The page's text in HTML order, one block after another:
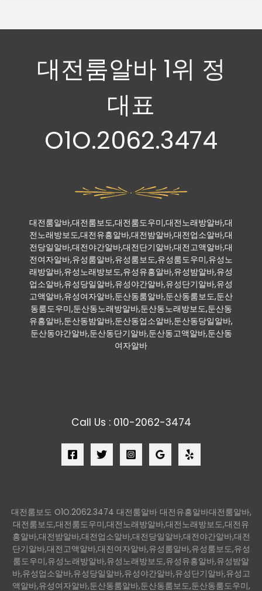
대전룸알바 1위 정
대표
O1O.2062.3474
대전룸알바,대전룸보도,대전룸도우미,대전노래방알바,대
전노래방보도,대전유흥알바,대전밤알바,대전업소알바,대
전당일알바,대전야간알바,대전단기알바,대전고액알바,대
전여자알바,유성룸알바,유성룸보도,유성룸도우미,유성노
래방알바,유성노래방보도,유성유흥알바,유성밤알바,유성
업소알바,유성당일알바,유성야간알바,유성단기알바,유성
고액알바,유성여자알바,둔산동룸알바,둔산동룸보도,둔산
동룸도우미,둔산동노래방알바,둔산동노래방보도,둔산동
유흥알바,둔산동밤알바,둔산동업소알바,둔산동당일알바,
둔산동야간알바,둔산동단기알바,둔산동고액알바,둔산동
여자알바
Call Us : 010-2062-3474
대전룸보도 O1O.2062.3474 대전룸알바 대전유흥알바대전룸알바,
대전룸보도,대전룸도우미,대전노래방알바,대전노래방보도,대전유
흥알바,대전밤알바,대전업소알바,대전당일알바,대전야간알바,대전
단기알바,대전고액알바,대전여자알바,유성룸알바,유성룸보도,유성
룸도우미,유성노래방알바,유성노래방보도,유성유흥알바,유성밤알
바,유성업소알바,유성당일알바,유성야간알바,유성단기알바,유성고
액알바,유성여자알바,둔산동룸알바,둔산동룸보도,둔산동룸도우미,